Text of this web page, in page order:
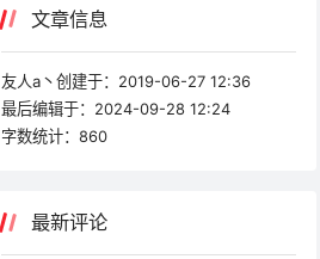
文章信息
友人a丶创建于： 2019-06-27 12:36
最后编辑于： 2024-09-28 12:24
字数统计：860
最新评论